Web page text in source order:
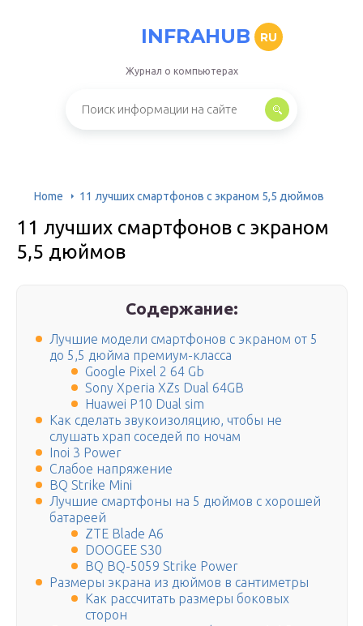
INFRAHUB RU
Журнал о компьютерах
Home 11 лучших смартфонов с экраном 5,5 дюймов
11 лучших смартфонов с экраном
5,5 дюймов
Содержание:
Лучшие модели смартфонов с экраном от 5
до 5,5 дюйма премиум-класса
Google Pixel 2 64 Gb
Sony Xperia XZs Dual 64GB
Huawei P10 Dual sim
Как сделать звукоизоляцию, чтобы не
слушать храп соседей по ночам
Inoi 3 Power
Слабое напряжение
BQ Strike Mini
Лучшие смартфоны на 5 дюймов с хорошей
батареей
ZTE Blade A6
DOOGEE S30
BQ BQ-5059 Strike Power
Размеры экрана из дюймов в сантиметры
Как рассчитать размеры боковых
сторон